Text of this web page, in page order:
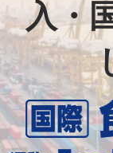
食
品
入・